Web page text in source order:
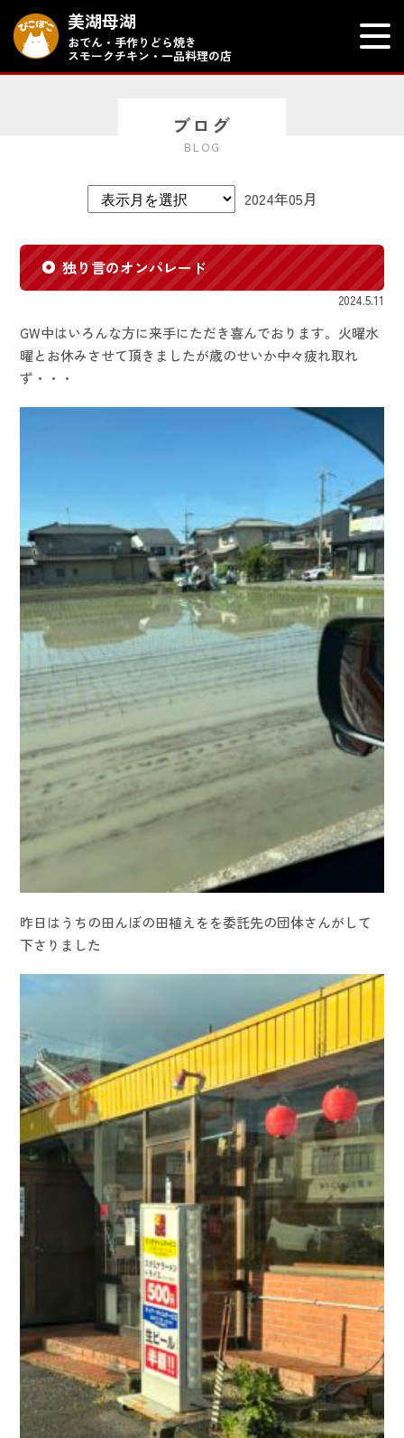
美湖母湖
おでん・手作りどら焼き
スモークチキン・一品料理の店
ブログ
BLOG
2024年05月
独り言のオンパレード
2024.5.11
GW中はいろんな方に来手にただき喜んでおります。火曜水
曜とお休みさせて頂きましたが歳のせいか中々疲れ取れ
ず・・・
昨日はうちの田んぼの田植えをを委託先の団体さんがして
下さりました